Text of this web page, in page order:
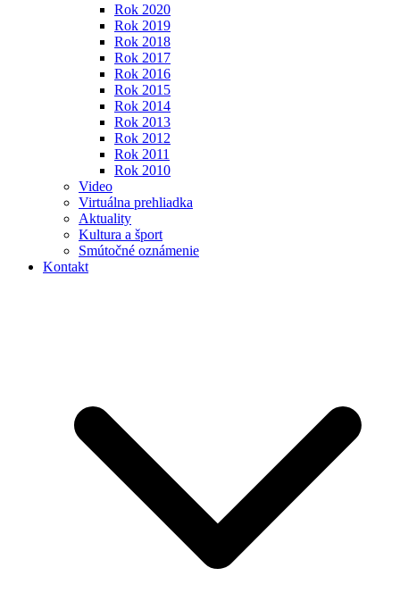
Rok 2020
Rok 2019
Rok 2018
Rok 2017
Rok 2016
Rok 2015
Rok 2014
Rok 2013
Rok 2012
Rok 2011
Rok 2010
Video
Virtuálna prehliadka
Aktuality
Kultura a šport
Smútočné oznámenie
Kontakt